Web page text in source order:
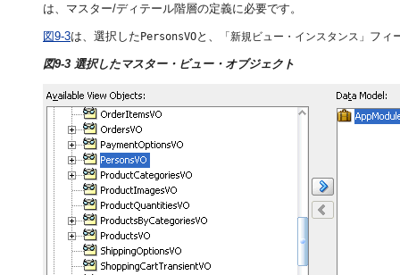
は、マスター/ディテール階層の定義に必要です。
図9-3は、選択したPersonsVOと、 「新規ビュー・インスタンス」 フィ
図9-3 選択したマスター・ビュー・オブジェクト